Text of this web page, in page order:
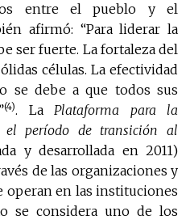
entre el pueblo y el
afirmó: “Para liderar la
ser fuerte. La fortaleza del
células. La efectividad
se debe a que todos sus
(4). La Plataforma para la
el período de transición al
y desarrollada en 2011)
de las organizaciones y
operan en las instituciones
se considera uno de los